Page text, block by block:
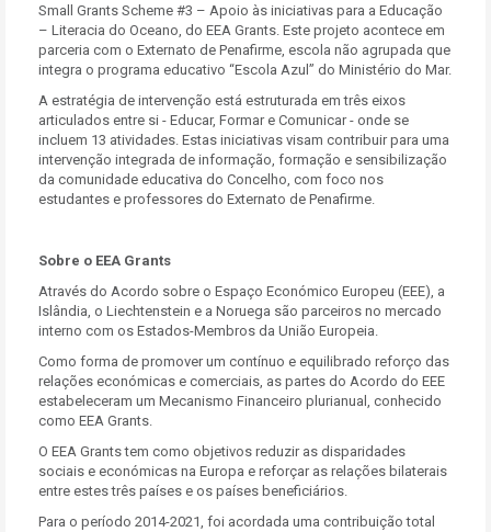
Small Grants Scheme #3 – Apoio às iniciativas para a Educação
– Literacia do Oceano, do EEA Grants. Este projeto acontece em
parceria com o Externato de Penafirme, escola não agrupada que
integra o programa educativo “Escola Azul” do Ministério do Mar.
A estratégia de intervenção está estruturada em três eixos
articulados entre si - Educar, Formar e Comunicar - onde se
incluem 13 atividades. Estas iniciativas visam contribuir para uma
intervenção integrada de informação, formação e sensibilização
da comunidade educativa do Concelho, com foco nos
estudantes e professores do Externato de Penafirme.
Sobre o EEA Grants
Através do Acordo sobre o Espaço Económico Europeu (EEE), a
Islândia, o Liechtenstein e a Noruega são parceiros no mercado
interno com os Estados-Membros da União Europeia.
Como forma de promover um contínuo e equilibrado reforço das
relações económicas e comerciais, as partes do Acordo do EEE
estabeleceram um Mecanismo Financeiro plurianual, conhecido
como EEA Grants.
O EEA Grants tem como objetivos reduzir as disparidades
sociais e económicas na Europa e reforçar as relações bilaterais
entre estes três países e os países beneficiários.
Para o período 2014-2021, foi acordada uma contribuição total